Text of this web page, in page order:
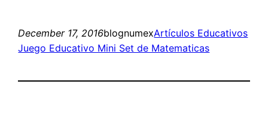
December 17, 2016blognumexArtículos Educativos
Juego Educativo Mini Set de Matematicas